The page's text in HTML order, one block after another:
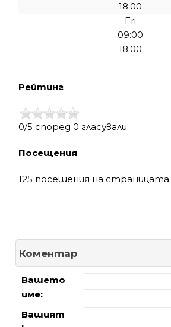
18:00
Fri
09:00
18:00
Рейтинг
0/5 според 0 гласували.
Посещения
125 посещения на страницата.
Коментар
Вашето
име:
Вашият